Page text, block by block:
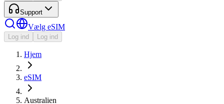
Support
Vælg eSIM
Log ind Log ind
Hjem
eSIM
Australien